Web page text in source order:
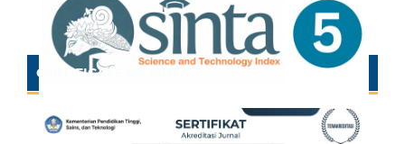
CERTIFICATE OF SINTA